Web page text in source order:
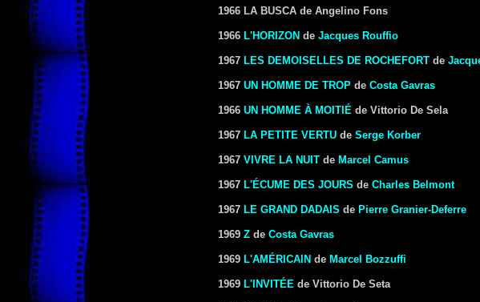
1966 LA BUSCA de Angelino Fons
1966 L'HORIZON de Jacques Rouffio
1967 LES DEMOISELLES DE ROCHEFORT de
1967 UN HOMME DE TROP de Costa Gavras
1966 UN HOMME À MOITIÉ de Vittorio De Sela
1967 LA PETITE VERTU de Serge Korber
1967 VIVRE LA NUIT de Marcel Camus
1967 L'ÉCUME DES JOURS de Charles Belmont
1967 LE GRAND DADAIS de Pierre Granier-Deferre
1969 Z de Costa Gavras
1969 L'AMÉRICAIN de Marcel Bozzuffi
1969 L'INVITÉE de Vittorio De Seta